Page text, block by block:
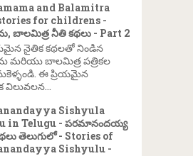
and Balamitra
for childrens -
బాలమిత్ర నీతి కథలు - Part 2
నైతిక కథలతో నిండిన
మరియు బాలమిత్ర పత్రికల
ఈ ప్రియమైన
Sishyula
in Telugu - పరమానందయ్య
తెలుగులో - Stories of
Sishyulu -